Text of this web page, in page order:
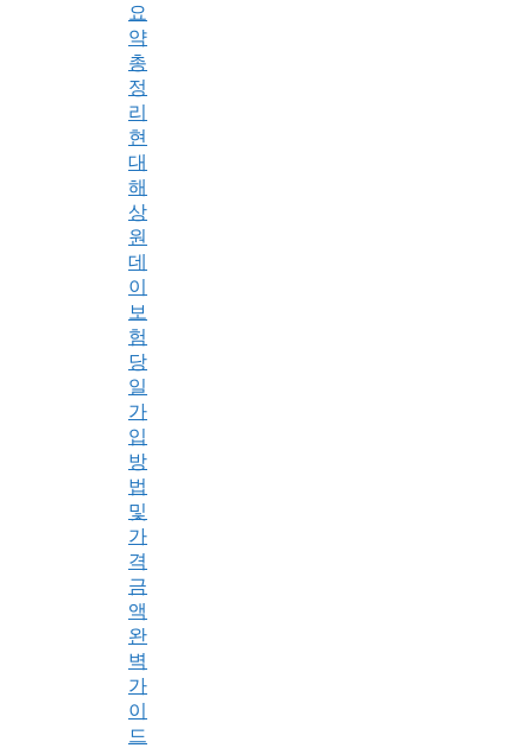
요
약
총
정
리
현
대
해
상
원
데
이
보
험
당
일
가
입
방
법
및
가
격
금
액
완
벽
가
이
드